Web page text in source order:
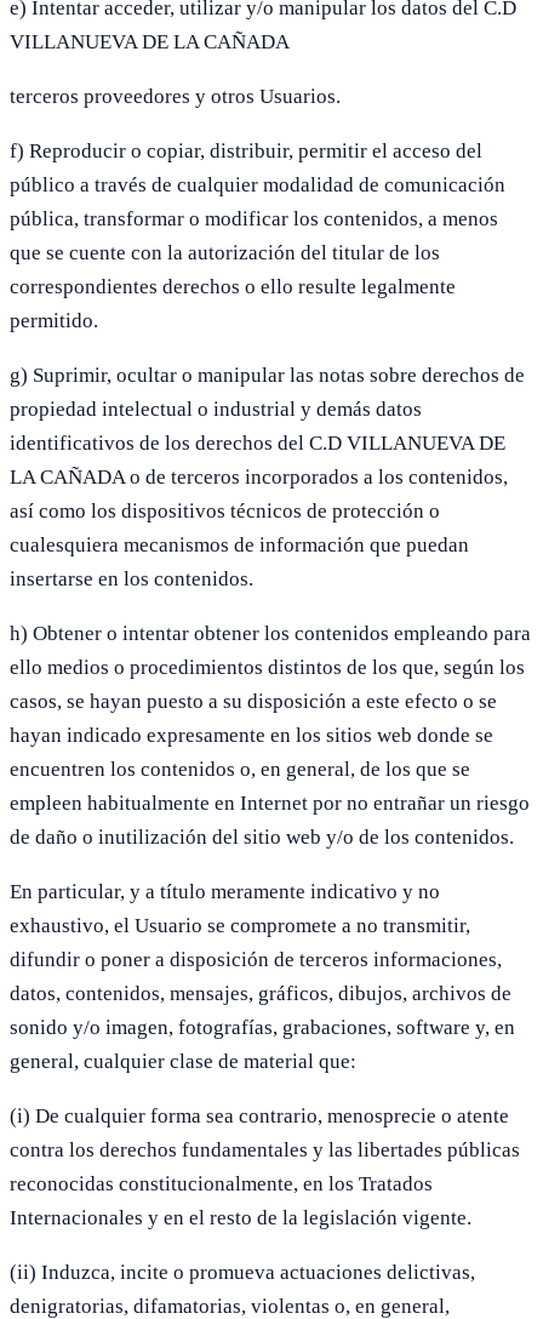
e) Intentar acceder, utilizar y/o manipular los datos del C.D
VILLANUEVA DE LA CAÑADA
terceros proveedores y otros Usuarios.
f) Reproducir o copiar, distribuir, permitir el acceso del
público a través de cualquier modalidad de comunicación
pública, transformar o modificar los contenidos, a menos
que se cuente con la autorización del titular de los
correspondientes derechos o ello resulte legalmente
permitido.
g) Suprimir, ocultar o manipular las notas sobre derechos de
propiedad intelectual o industrial y demás datos
identificativos de los derechos del C.D VILLANUEVA DE
LA CAÑADA o de terceros incorporados a los contenidos,
así como los dispositivos técnicos de protección o
cualesquiera mecanismos de información que puedan
insertarse en los contenidos.
h) Obtener o intentar obtener los contenidos empleando para
ello medios o procedimientos distintos de los que, según los
casos, se hayan puesto a su disposición a este efecto o se
hayan indicado expresamente en los sitios web donde se
encuentren los contenidos o, en general, de los que se
empleen habitualmente en Internet por no entrañar un riesgo
de daño o inutilización del sitio web y/o de los contenidos.
En particular, y a título meramente indicativo y no
exhaustivo, el Usuario se compromete a no transmitir,
difundir o poner a disposición de terceros informaciones,
datos, contenidos, mensajes, gráficos, dibujos, archivos de
sonido y/o imagen, fotografías, grabaciones, software y, en
general, cualquier clase de material que:
(i) De cualquier forma sea contrario, menosprecie o atente
contra los derechos fundamentales y las libertades públicas
reconocidas constitucionalmente, en los Tratados
Internacionales y en el resto de la legislación vigente.
(ii) Induzca, incite o promueva actuaciones delictivas,
denigratorias, difamatorias, violentas o, en general,